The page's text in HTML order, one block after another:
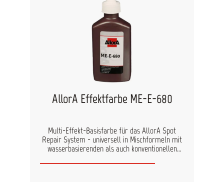
AllorA Effektfarbe ME-E-680
Multi-Effekt-Basisfarbe für das AllorA Spot
Repair System - universell in Mischformeln mit
wasserbasierenden als auch konventionellen
Effektpigmenten benötigen Sie nur geringe